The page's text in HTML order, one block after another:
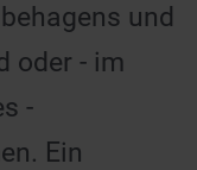
und
oder - im
-
Ein